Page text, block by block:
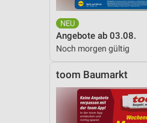
Angebote ab 03.08.
Noch morgen gültig
toom Baumarkt